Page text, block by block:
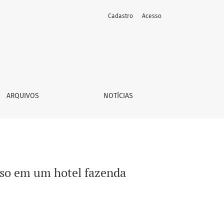
ARQUIVOS NOTÍCIAS
Cadastro Acesso
em um hotel fazenda